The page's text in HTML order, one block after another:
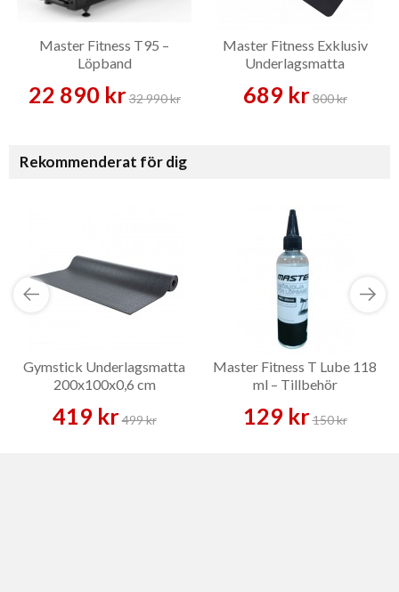
Master Fitness T95 –
Löpband
22 890 kr32 990 kr
Master Fitness Exklusiv
Underlagsmatta
689 kr800 kr
Rekommenderat för dig
Gymstick Underlagsmatta
200x100x0,6 cm
419 kr499 kr
Master Fitness T Lube 118
ml – Tillbehör
129 kr150 kr